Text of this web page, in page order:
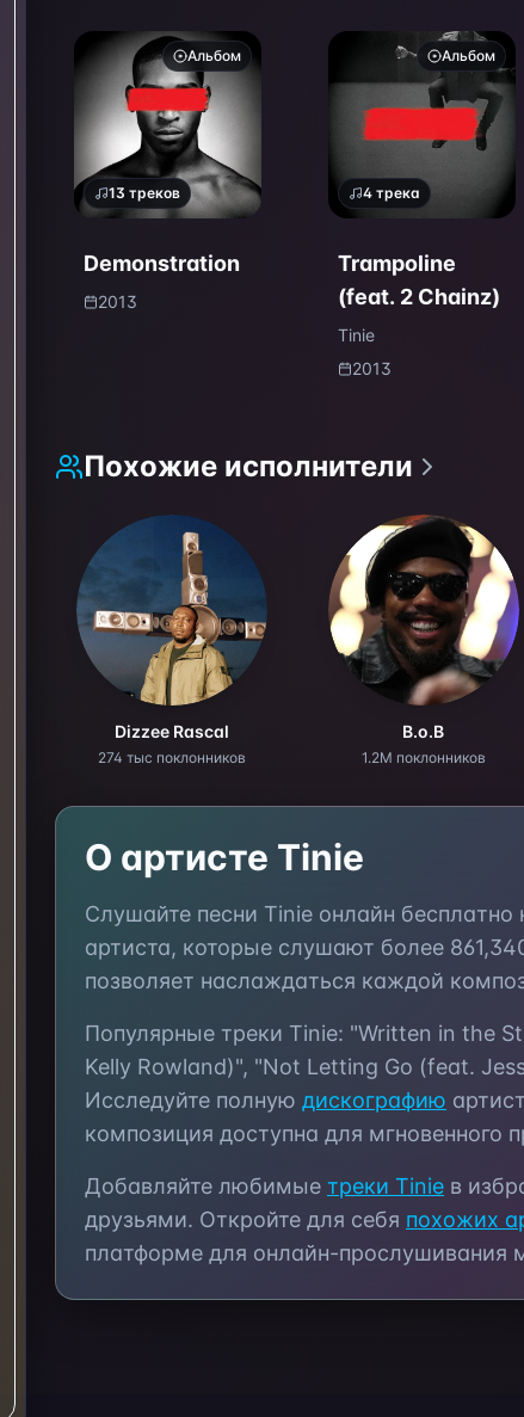
Альбом
13 треков
Demonstration
2013
Альбом
4 трека
Trampoline
(feat. 2 Chainz)
Tinie
2013
Похожие исполнители
Dizzee Rascal
274 тыс поклонников
B.o.B
1.2M поклонников
О артисте Tinie
Слушайте песни Tinie онлайн бесплатно
артиста, которые слушают более
позволяет наслаждаться каждой
Популярные треки Tinie: "Written in the
Kelly Rowland)", "Not Letting Go (feat.
Исследуйте полную дискографию
композиция доступна для мгновенного
Добавляйте любимые треки Tinie в
друзьями. Откройте для себя похожих
платформе для онлайн-прослушивания